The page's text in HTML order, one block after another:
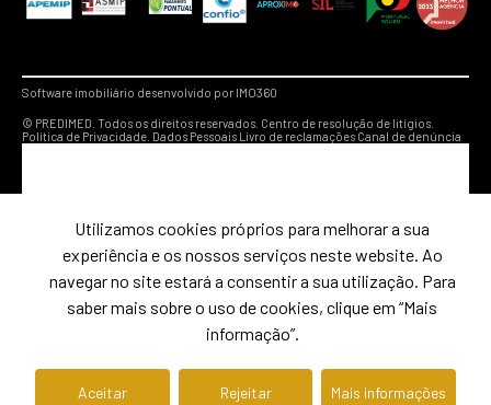
Software imobiliário desenvolvido por IMO360
© PREDIMED. Todos os direitos reservados. Centro de resolução de litígios.
Política de Privacidade. Dados PessoaisLivro de reclamações Canal de denúncia
Utilizamos cookies próprios para melhorar a sua
experiência e os nossos serviços neste website. Ao
navegar no site estará a consentir a sua utilização. Para
saber mais sobre o uso de cookies, clique em “Mais
informação”.
Aceitar Rejeitar Mais informações